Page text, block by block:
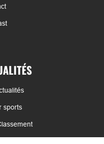
sports